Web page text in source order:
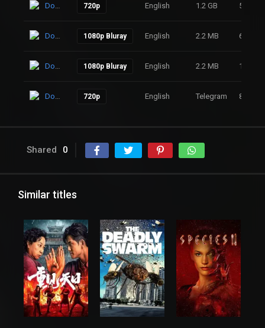
Download 720p English 1.2 GB 55
Download 1080p Bluray English 2.2 MB 62
Download 1080p Bluray English 2.2 MB 106
Download 720p English Telegram 88
Shared 0
Similar titles